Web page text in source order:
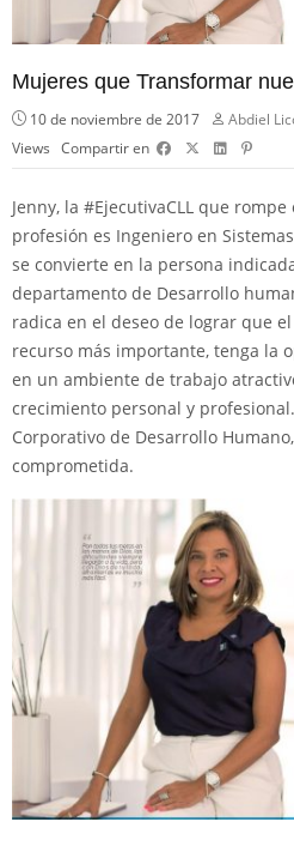
Mujeres que Transformar
10 de noviembre de 2017 Abdiel
Views Compartir en
Jenny, la #EjecutivaCLL que rompe
profesión es Ingeniero en
se convierte en la persona
departamento de Desarrollo
radica en el deseo de lograr que
recurso más importante, tenga la
en un ambiente de trabajo
crecimiento personal y
Corporativo de Desarrollo
comprometida.